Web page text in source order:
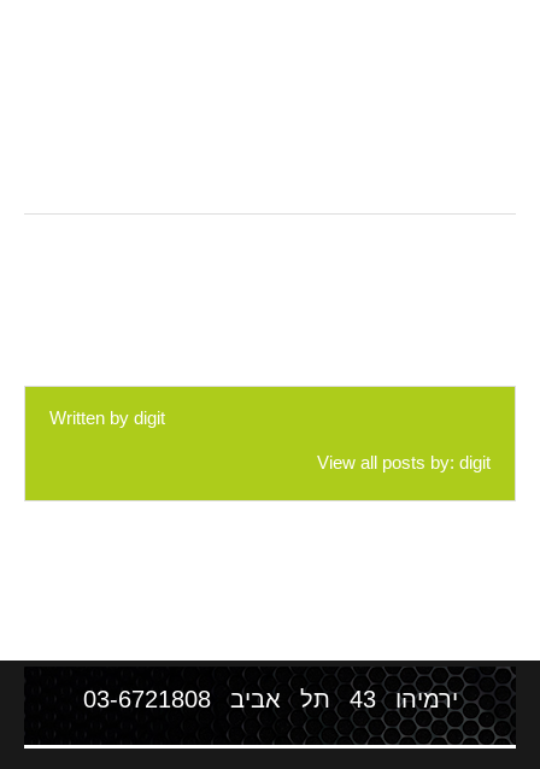
Written by digit
View all posts by: digit
ירמיהו 43 תל אביב 03-6721808